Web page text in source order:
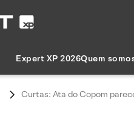
Expert XP 2026Quem
Curtas: Ata do Copom